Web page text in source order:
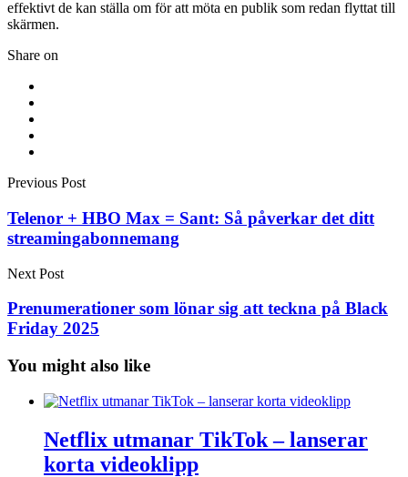
effektivt de kan ställa om för att möta en publik som redan flyttat till
skärmen.
Share on
Previous Post
Telenor + HBO Max = Sant: Så påverkar det ditt
streamingabonnemang
Next Post
Prenumerationer som lönar sig att teckna på Black
Friday 2025
You might also like
Netflix utmanar TikTok – lanserar
korta videoklipp